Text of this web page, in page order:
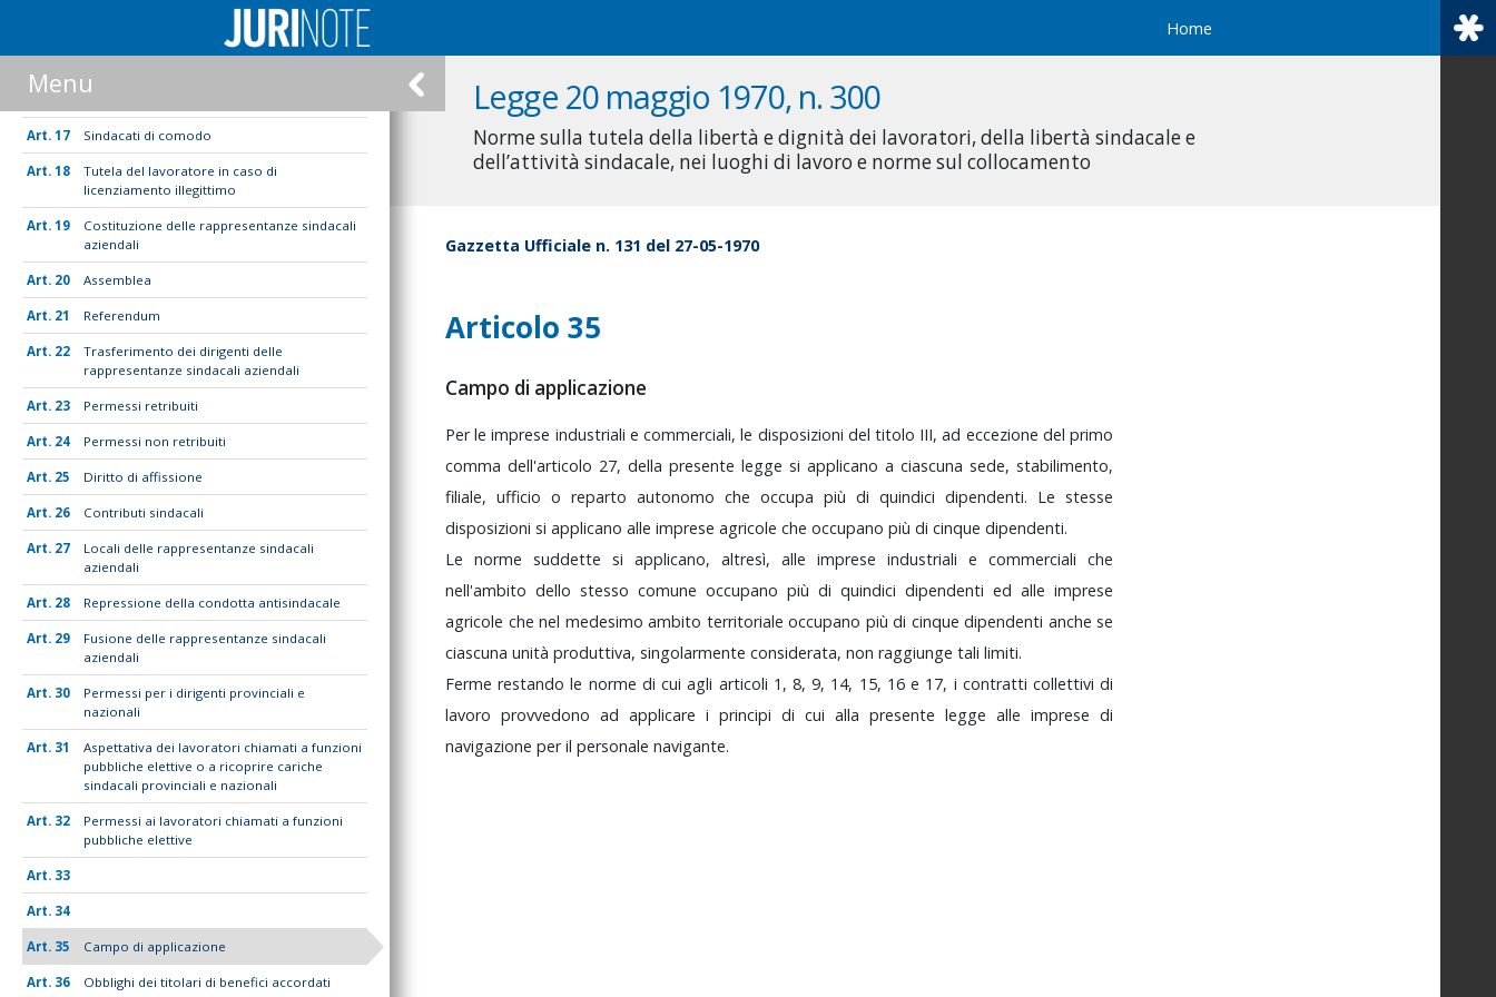
Home
Legge 20 maggio 1970, n. 300
Norme sulla tutela della libertà e dignità dei lavoratori, della libertà sindacale e
dell’attività sindacale, nei luoghi di lavoro e norme sul collocamento
Menu
Diritto di associazione e di attività sindacale
16
Trattamenti economici collettivi
17 Sindacati di comodo
18
Tutela del lavoratore in caso di
licenziamento illegittimo
19
Costituzione delle rappresentanze sindacali
aziendali
20 Assemblea
21 Referendum
22
Trasferimento dei dirigenti delle
rappresentanze sindacali aziendali
23 Permessi retribuiti
24 Permessi non retribuiti
25 Diritto di affissione
26 Contributi sindacali
27
Locali delle rappresentanze sindacali
aziendali
28 Repressione della condotta antisindacale
29
Fusione delle rappresentanze sindacali
aziendali
30
Permessi per i dirigenti provinciali e
nazionali
31
Aspettativa dei lavoratori chiamati a funzioni
pubbliche elettive o a ricoprire cariche
sindacali provinciali e nazionali
32
Permessi ai lavoratori chiamati a funzioni
pubbliche elettive
33
34
35 Campo di applicazione
36
Obblighi dei titolari di benefici accordati
Gazzetta Ufficiale n. 131 del 27-05-1970
Articolo 35
Campo di applicazione
Perleimprese industriali ecommerciali,le disposizioni del titolo III,ad eccezione delprimo
comma dell'articolo 27, della presente legge si applicano a ciascuna sede, stabilimento,
filiale, ufficio o reparto autonomo che occupa più di quindici dipendenti. Le stesse
disposizioni si applicano alle imprese agricole che occupano più di cinque dipendenti.
Le norme suddette si applicano, altresì, alle imprese industriali e commerciali che
nell'ambito dello stesso comune occupano più di quindici dipendenti ed alle imprese
agricole che nel medesimo ambito territoriale occupano più di cinque dipendenti anche se
ciascuna unità produttiva, singolarmente considerata, non raggiunge tali limiti.
Fermerestandole norme dicuiagli articoli 1, 8,9, 14, 15, 16e 17, i contratti collettividi
lavoro provvedono ad applicare i principi di cui alla presente legge alle imprese di
navigazione peril personale navigante.